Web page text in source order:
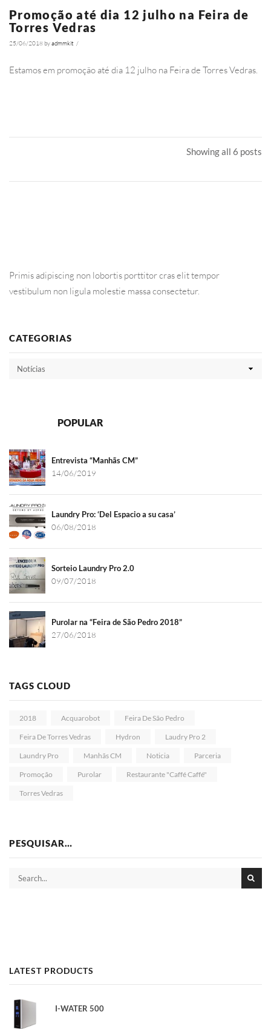
Promoção até dia 12 julho na Feira de
Torres Vedras
25/06/2018 byadmmkit /
Estamos em promoção até dia 12 julho na Feira de Torres Vedras.
Showing all 6 posts
Primis adipiscing non lobortis porttitor cras elit tempor
vestibulum non ligula molestie massa consectetur.
CATEGORIAS
POPULAR
Entrevista “Manhãs CM”
14/06/2019
Laundry Pro: ‘Del Espacio a su casa’
06/08/2018
Sorteio Laundry Pro 2.0
09/07/2018
Purolar na “Feira de São Pedro 2018”
27/06/2018
TAGS CLOUD
2018 Acquarobot Feira De São Pedro
Feira De Torres Vedras Hydron Laudry Pro 2
Laundry Pro Manhãs CM Noticia Parceria
Promoção Purolar Restaurante "Caffé Caffé"
Torres Vedras
PESQUISAR…
LATEST PRODUCTS
I-WATER 500